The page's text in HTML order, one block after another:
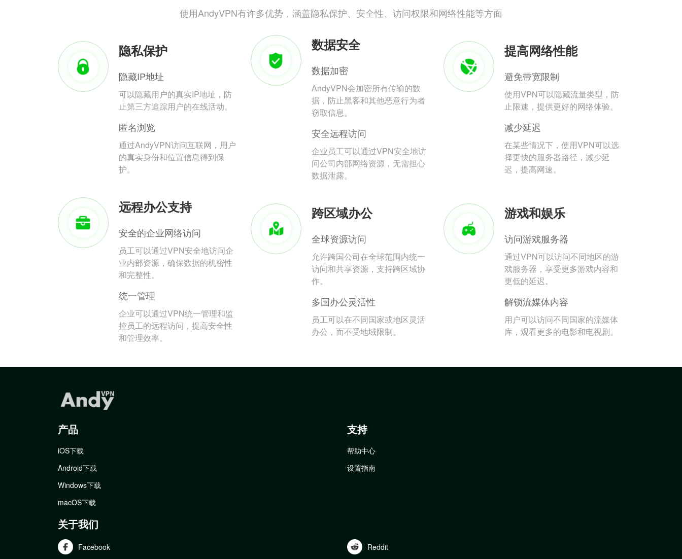
使用AndyVPN有许多优势，涵盖隐私保护、安全性、访问权限和网络性能等方面
隐私保护
隐藏IP地址
可以隐藏用户的真实IP地址，防
止第三方追踪用户的在线活动。
匿名浏览
通过AndyVPN访问互联网，用户
的真实身份和位置信息得到保
护。
数据安全
数据加密
AndyVPN会加密所有传输的数
据，防止黑客和其他恶意行为者
窃取信息。
安全远程访问
企业员工可以通过VPN安全地访
问公司内部网络资源，无需担心
数据泄露。
提高网络性能
避免带宽限制
使用VPN可以隐藏流量类型，防
止限速，提供更好的网络体验。
减少延迟
在某些情况下，使用VPN可以选
择更快的服务器路径，减少延
迟，提高网速。
远程办公支持
安全的企业网络访问
员工可以通过VPN安全地访问企
业内部资源，确保数据的机密性
和完整性。
统一管理
企业可以通过VPN统一管理和监
控员工的远程访问，提高安全性
和管理效率。
跨区域办公
全球资源访问
允许跨国公司在全球范围内统一
访问和共享资源，支持跨区域协
作。
多国办公灵活性
员工可以在不同国家或地区灵活
办公，而不受地域限制。
游戏和娱乐
访问游戏服务器
通过VPN可以访问不同地区的游
戏服务器，享受更多游戏内容和
更低的延迟。
解锁流媒体内容
用户可以访问不同国家的流媒体
库，观看更多的电影和电视剧。
产品
iOS下载
Android下载
Windows下载
macOS下载
支持
帮助中心
设置指南
关于我们
Facebook Reddit